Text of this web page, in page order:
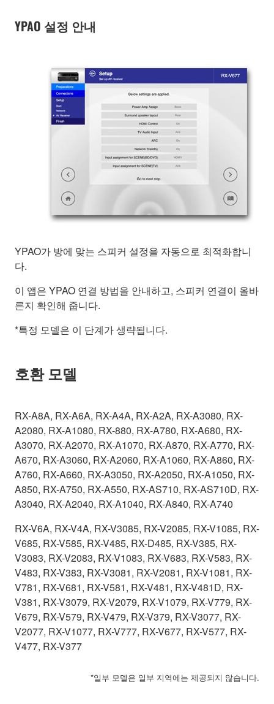
YPAO 설정 안내
YPAO가 방에 맞는 스피커 설정을 자동으로 최적화합니
다.
이 앱은 YPAO 연결 방법을 안내하고, 스피커 연결이 올바
른지 확인해 줍니다.
*특정 모델은 이 단계가 생략됩니다.
호환 모델
RX-A8A, RX-A6A, RX-A4A, RX-A2A, RX-A3080, RX-
A2080, RX-A1080, RX-880, RX-A780, RX-A680, RX-
A3070, RX-A2070, RX-A1070, RX-A870, RX-A770, RX-
A670, RX-A3060, RX-A2060, RX-A1060, RX-A860, RX-
A760, RX-A660, RX-A3050, RX-A2050, RX-A1050, RX-
A850, RX-A750, RX-A550, RX-AS710, RX-AS710D, RX-
A3040, RX-A2040, RX-A1040, RX-A840, RX-A740
RX-V6A, RX-V4A, RX-V3085, RX-V2085, RX-V1085, RX-
V685, RX-V585, RX-V485, RX-D485, RX-V385, RX-
V3083, RX-V2083, RX-V1083, RX-V683, RX-V583, RX-
V483, RX-V383, RX-V3081, RX-V2081, RX-V1081, RX-
V781, RX-V681, RX-V581, RX-V481, RX-V481D, RX-
V381, RX-V3079, RX-V2079, RX-V1079, RX-V779, RX-
V679, RX-V579, RX-V479, RX-V379, RX-V3077, RX-
V2077, RX-V1077, RX-V777, RX-V677, RX-V577, RX-
V477, RX-V377
*일부 모델은 일부 지역에는 제공되지 않습니다.